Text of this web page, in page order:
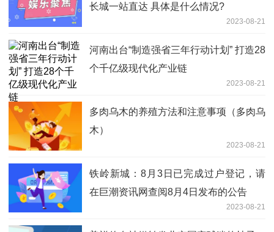
长城一站直达 具体是什么情况?
2023-08-21
河南出台“制造强省三年行动计划” 打造28
个千亿级现代化产业链
2023-08-21
多肉乌木的养殖方法和注意事项（多肉乌
木）
2023-08-21
铁岭新城：8月3日已完成过户登记，请
在巨潮资讯网查阅8月4日发布的公告
2023-08-21